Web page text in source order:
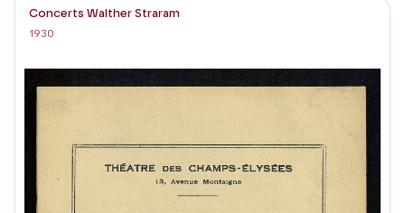
Concerts Walther Straram
1930